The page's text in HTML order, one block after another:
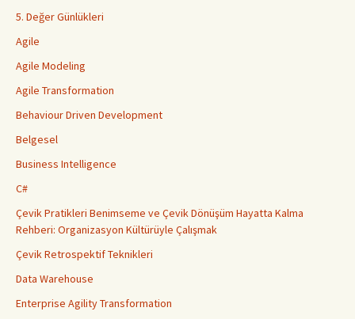
5. Değer Günlükleri
Agile
Agile Modeling
Agile Transformation
Behaviour Driven Development
Belgesel
Business Intelligence
C#
Çevik Pratikleri Benimseme ve Çevik Dönüşüm Hayatta Kalma
Rehberi: Organizasyon Kültürüyle Çalışmak
Çevik Retrospektif Teknikleri
Data Warehouse
Enterprise Agility Transformation